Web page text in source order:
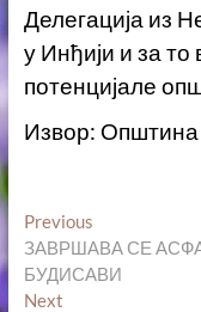
Делегација из
у Инђији и за
потенцијале
Извор: Општина
Кретање
чланка
PreviousPrevious
post:
ЗАВРШАВА СЕ
БУДИСАВИ
NextNext